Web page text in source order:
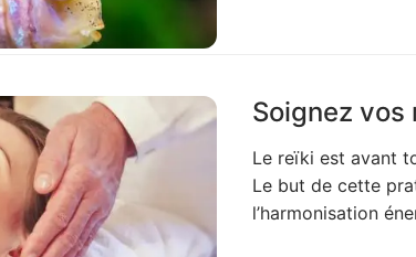
Soignez vos
Le reïki est avant
Le but de cette
l’harmonisation